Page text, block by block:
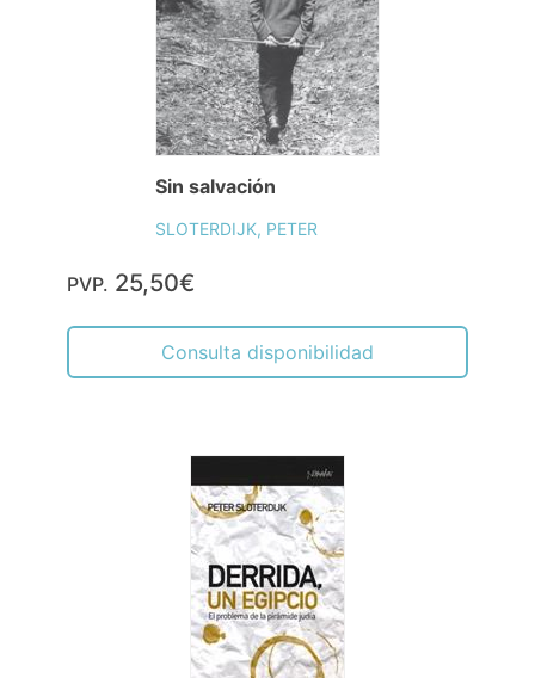
Sin salvación
SLOTERDIJK, PETER
PVP. 25,50€
Consulta disponibilidad